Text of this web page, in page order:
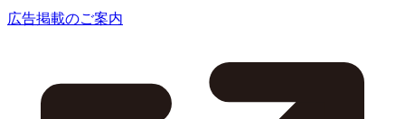
広告掲載のご案内